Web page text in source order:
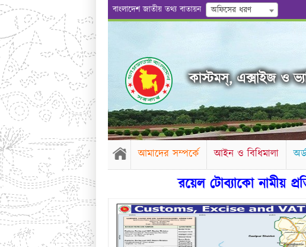
বাংলাদেশ জাতীয় তথ্য বাতায়ন অফিসের ধরণ
কাস্টমস্, এক্সাইজ ও
আমাদের সম্পর্কে আইন ও বিধিমালা
রয়েল টোব্যাকো নামীয়